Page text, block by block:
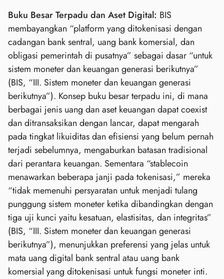
Buku Besar Terpadu dan Aset Digital: BIS
membayangkan “platform yang ditokenisasi dengan
cadangan bank sentral, uang bank komersial, dan
obligasi pemerintah di pusatnya” sebagai dasar “untuk
sistem moneter dan keuangan generasi berikutnya”
(BIS, “III. Sistem moneter dan keuangan generasi
berikutnya”). Konsep buku besar terpadu ini, di mana
berbagai jenis uang dan aset keuangan dapat coexist
dan ditransaksikan dengan lancar, dapat mengarah
pada tingkat likuiditas dan efisiensi yang belum pernah
terjadi sebelumnya, mengaburkan batasan tradisional
dari perantara keuangan. Sementara “stablecoin
menawarkan beberapa janji pada tokenisasi,” mereka
“tidak memenuhi persyaratan untuk menjadi tulang
punggung sistem moneter ketika dibandingkan dengan
tiga uji kunci yaitu kesatuan, elastisitas, dan integritas”
(BIS, “III. Sistem moneter dan keuangan generasi
berikutnya”), menunjukkan preferensi yang jelas untuk
mata uang digital bank sentral atau uang bank
komersial yang ditokenisasi untuk fungsi moneter inti.